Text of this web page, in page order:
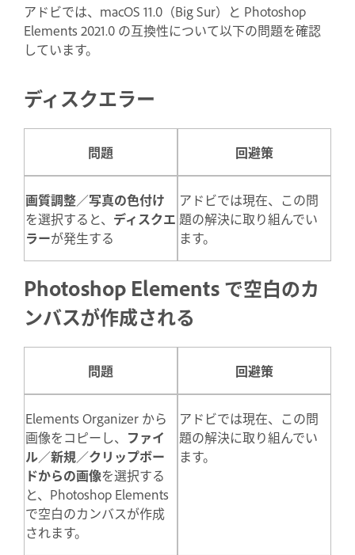
アドビでは、macOS 11.0（Big Sur）と Photoshop
Elements 2021.0 の互換性について以下の問題を確認
しています。
ディスクエラー
問題 回避策
画質調整／写真の色付け
を選択すると、 ディスクエ
ラーが発生する
アドビでは現在、この問
題の解決に取り組んでい
ます。
Photoshop Elements で空白のカ
ンバスが作成される
問題 回避策
Elements Organizer から
画像をコピーし、 ファイ
ル／新規／クリップボー
ドからの画像を選択する
と、Photoshop Elements
で空白のカンバスが作成
されます。
アドビでは現在、この問
題の解決に取り組んでい
ます。